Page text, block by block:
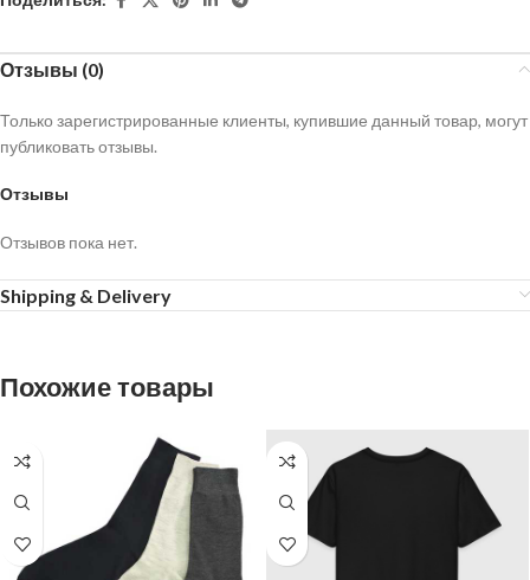
Отзывы (0)
Отзывы
Отзывов пока нет.
Только зарегистрированные клиенты, купившие данный товар, могут
публиковать отзывы.
Shipping & Delivery
Похожие товары